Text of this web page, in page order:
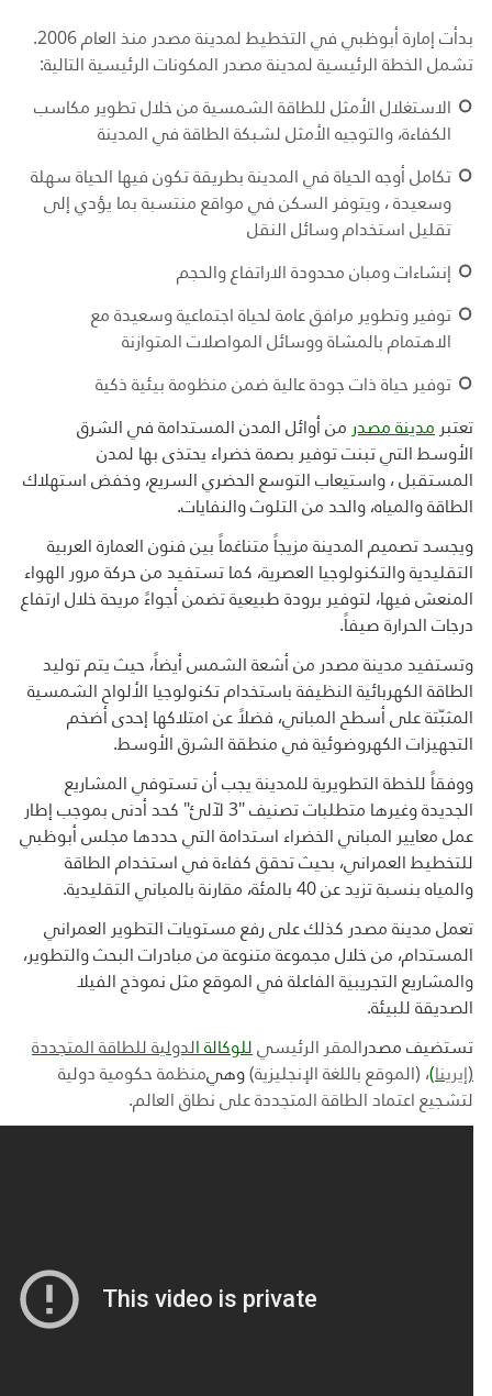
بدأت إمارة أبوظبي في التخطيط لمدينة مصدر منذ العام 2006.
تشمل الخطة الرئيسية لمدينة مصدر المكونات الرئيسية التالية:
الاستغلال الأمثل للطاقة الشمسية من خلال تطوير مكاسب
الكفاءة، والتوجيه الأمثل لشبكة الطاقة في المدينة
تكامل أوجه الحياة في المدينة بطريقة تكون فيها الحياة سهلة
وسعيدة ، ويتوفر السكن في مواقع منتسبة بما يؤدي إلى
تقليل استخدام وسائل النقل
إنشاءات ومبان محدودة الاراتفاع والحجم
توفير وتطوير مرافق عامة لحياة اجتماعية وسعيدة مع
الاهتمام بالمشاة ووسائل المواصلات المتوازنة
توفير حياة ذات جودة عالية ضمن منظومة بيئية ذكية
تعتبر مدينة مصدر من أوائل المدن المستدامة في الشرق
الأوسط التي تبنت توفير بصمة خضراء يحتذى بها لمدن
المستقبل ، واستيعاب التوسع الحضري السريع، وخفض استهلاك
الطاقة والمياه، والحد من التلوث والنفايات.
ويجسد تصميم المدينة مزيجاً متناغماً بين فنون العمارة العربية
التقليدية والتكنولوجيا العصرية، كما تستفيد من حركة مرور الهواء
المنعش فيها، لتوفير برودة طبيعية تضمن أجواءً مريحة خلال ارتفاع
درجات الحرارة صيفاً.
وتستفيد مدينة مصدر من أشعة الشمس أيضاً، حيث يتم توليد
الطاقة الكهربائية النظيفة باستخدام تكنولوجيا الألواح الشمسية
المثبّتة على أسطح المباني، فضلاً عن امتلاكها إحدى أضخم
التجهيزات الكهروضوئية في منطقة الشرق الأوسط.
ووفقاً للخطة التطويرية للمدينة يجب أن تستوفي المشاريع
الجديدة وغيرها متطلبات تصنيف "3 لآلئ" كحد أدنى بموجب إطار
عمل معايير المباني الخضراء استدامة التي حددها مجلس أبوظبي
للتخطيط العمراني، بحيث تحقق كفاءة في استخدام الطاقة
والمياه بنسبة تزيد عن 40 بالمئة، مقارنة بالمباني التقليدية
.
تعمل مدينة مصدر كذلك على رفع مستويات التطوير العمراني
المستدام، من خلال مجموعة متنوعة من مبادرات البحث والتطوير،
والمشاريع التجريبية الفاعلة في الموقع مثل نموذج الفيلا
الصديقة للبيئة.
تستضيف مصدرالمقر الرئيسي للوكالة الدولية للطاقة المتجددة
(إيرينا)، (الموقع باللغة الإنجليزية)وهيمنظمة حكومية دولية
لتشجيع اعتماد الطاقة المتجددة على نطاق العالم.